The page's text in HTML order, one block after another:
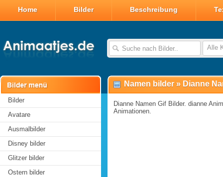
Home Bilder Beschreibung
Alle
Bilder
Avatare
Ausmalbilder
Disney bilder
Glitzer bilder
Ostern bilder
Namen bilder » Dianne
Dianne Namen Gif Bilder. dianne
Animationen.